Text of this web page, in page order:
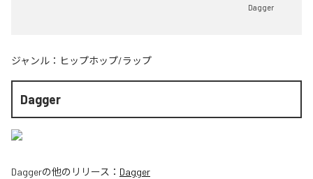
Dagger
ジャンル： ヒップホップ/ラップ
Dagger
Daggerの他のリリース： Dagger